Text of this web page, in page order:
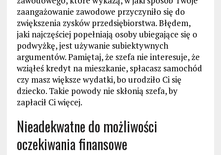
zaangażowanie zawodowe przyczyniło się do
zwiększenia zysków przedsiębiorstwa. Błędem,
jaki najczęściej popełniają osoby ubiegające się o
podwyżkę, jest używanie subiektywnych
argumentów. Pamiętaj, że szefa nie interesuje, że
wziąłeś kredyt na mieszkanie, spłacasz samochód
czy masz większe wydatki, bo urodziło Ci się
dziecko. Takie powody nie skłonią szefa, by
zapłacił Ci więcej.
Nieadekwatne do możliwości
oczekiwania finansowe